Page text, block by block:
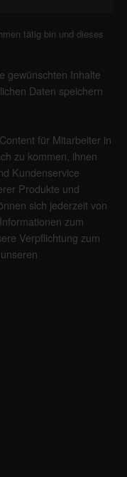
tätig bin und dieses
gewünschten Inhalte
Daten speichern
für Mitarbeiter in
zu kommen, ihnen
Kundenservice
Produkte und
sich jederzeit von
zum
Verpflichtung zum